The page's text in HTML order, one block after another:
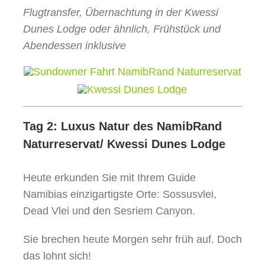
Flugtransfer, Übernachtung in der Kwessi
Dunes Lodge oder ähnlich, Frühstück und
Abendessen inklusive
Tag 2: Luxus Natur des NamibRand
Naturreservat/ Kwessi Dunes Lodge
Heute erkunden Sie mit Ihrem Guide
Namibias einzigartigste Orte: Sossusvlei,
Dead Vlei und den Sesriem Canyon.
Sie brechen heute Morgen sehr früh auf. Doch
das lohnt sich!